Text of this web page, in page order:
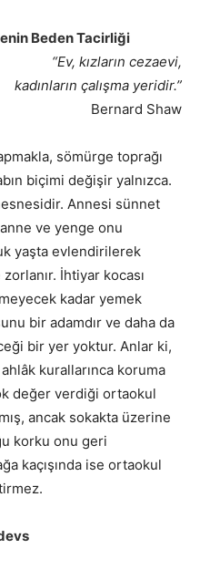
Tacirliği
“Ev, kızların cezaevi,
kadınların çalışma yeridir.”
Bernard Shaw
sömürge toprağı
biçimi değişir yalnızca.
Annesi sünnet
ve yenge onu
yaşta evlendirilerek
İhtiyar kocası
kadar yemek
bir adamdır ve daha da
bir yer yoktur. Anlar ki,
kurallarınca koruma
değer verdiği ortaokul
ancak sokakta üzerine
korku onu geri
kaçışında ise ortaokul